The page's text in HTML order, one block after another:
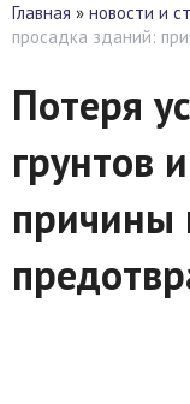
Главная » новости и
просадка зданий:
Потеря
грунтов
причины